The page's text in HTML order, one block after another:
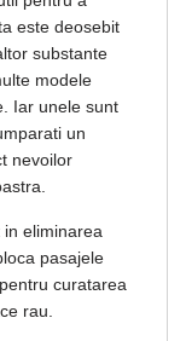
este deosebit
substante
modele
Iar unele sunt
un
nevoilor
eliminarea
pasajele
curatarea
rau.